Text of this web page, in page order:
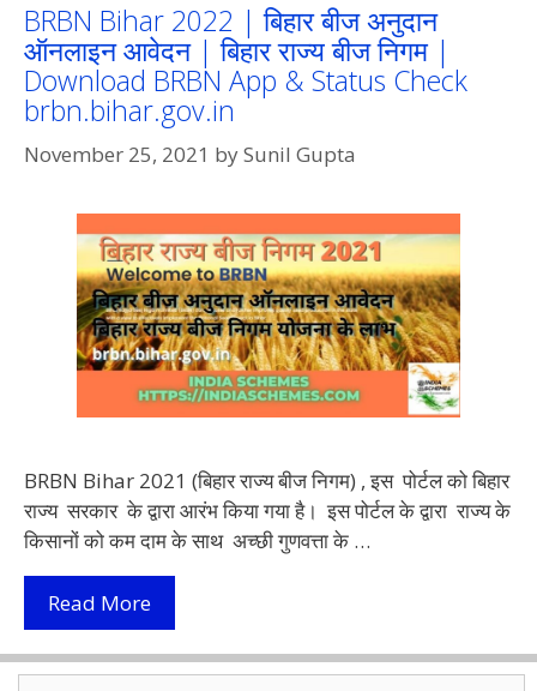
BRBN Bihar 2022 | बिहार बीज अनुदान
ऑनलाइन आवेदन | बिहार राज्य बीज निगम |
Download BRBN App & Status Check
brbn.bihar.gov.in
November 25, 2021 bySunil Gupta
BRBN Bihar 2021 (बिहार राज्य बीज निगम) , इस पोर्टल को बिहार
राज्य सरकार के द्वारा आरंभ किया गया है। इस पोर्टल के द्वारा राज्य के
किसानों को कम दाम के साथ अच्छी गुणवत्ता के …
Read MoreBRBN
Bihar
2022